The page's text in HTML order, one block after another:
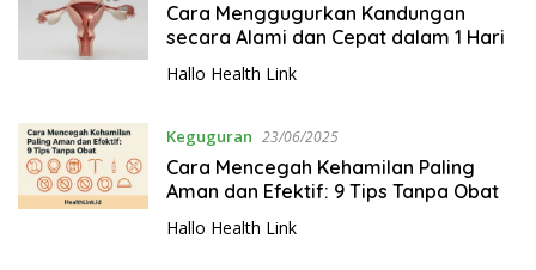
Cara Menggugurkan Kandungan
secara Alami dan Cepat dalam 1 Hari
Hallo Health Link
Keguguran 23/06/2025
Cara Mencegah Kehamilan Paling
Aman dan Efektif: 9 Tips Tanpa Obat
Hallo Health Link